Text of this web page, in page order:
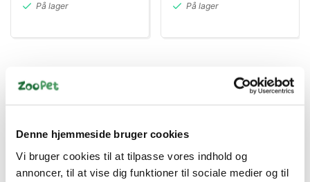
Denne hjemmeside bruger cookies
Vi bruger cookies til at tilpasse vores indhold og
annoncer, til at vise dig funktioner til sociale medier og til
På lager På lager
Information Specifikationer